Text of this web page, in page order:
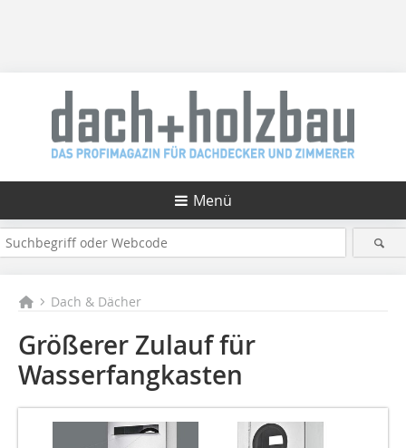
Menü
Dach & Dächer
Größerer Zulauf für
Wasserfangkasten